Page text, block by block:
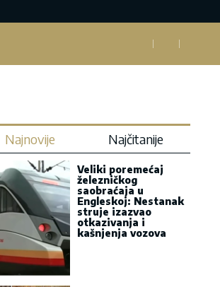
Najnovije Najčitanije
Veliki poremećaj
železničkog
saobraćaja u
Engleskoj: Nestanak
struje izazvao
otkazivanja i
kašnjenja vozova